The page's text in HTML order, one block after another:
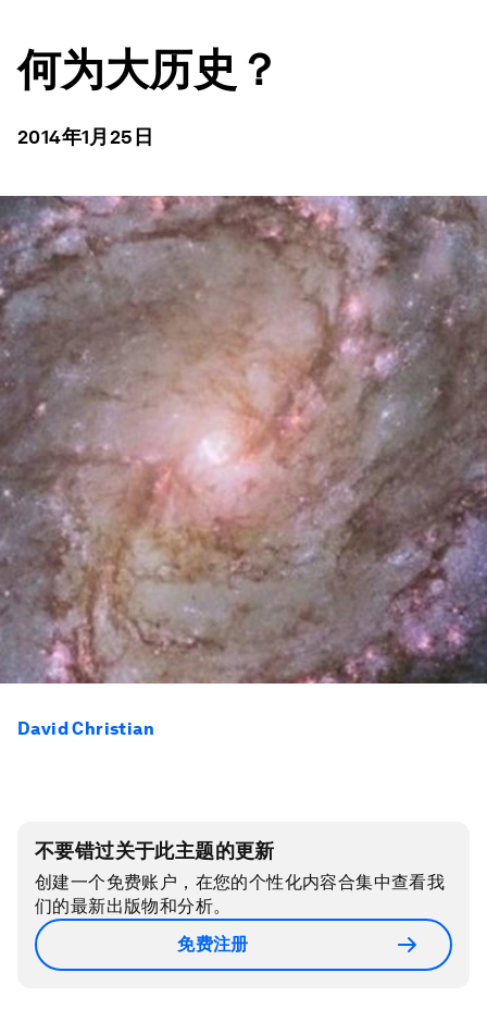
何为大历史？
2014年1月25日
David Christian
不要错过关于此主题的更新
创建一个免费账户，在您的个性化内容合集中查看我
们的最新出版物和分析。
免费注册